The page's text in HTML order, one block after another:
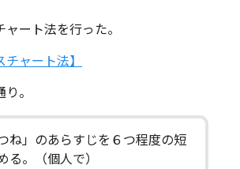
ート法を行った。
チャート法】
。
ね」のあらすじを６つ程度の短
る。（個人で）